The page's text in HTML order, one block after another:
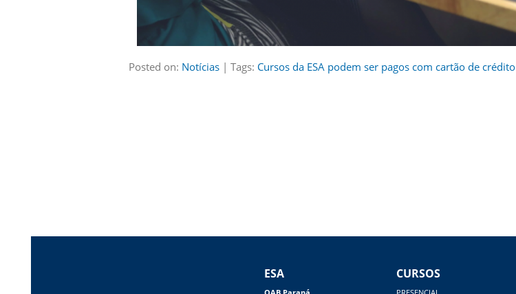
Posted on: Notícias | Tags: Cursos da ESA podem ser pagos com cartão de crédito
ESA CURSOS